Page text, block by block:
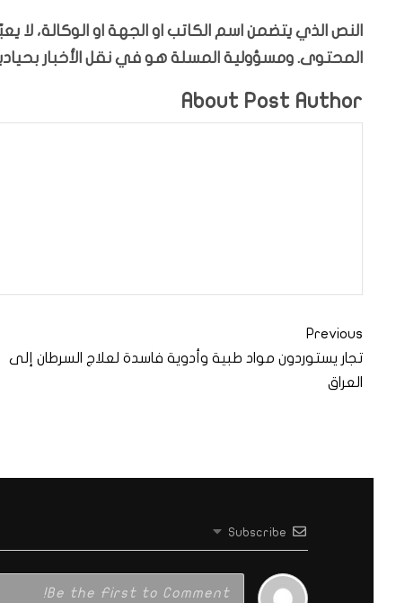
النص الذي يتضمن اسم الكاتب او الجهة او الوكالة،
المحتوى. ومسؤولية المسلة هو في نقل الأخبار
About Post Author
Previous
تجار يستوردون مواد طبية وأدوية فاسدة لعلاج السرطان إلى
العراق
Subscribe